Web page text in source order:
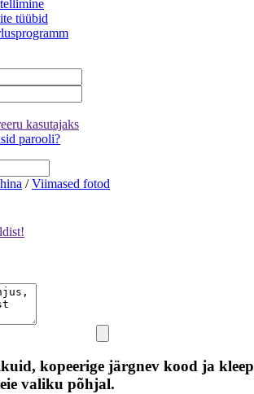
tüübid
kasutajaks
parooli?
/ Viimased fotod
kopeerige järgnev kood ja
valiku põhjal.